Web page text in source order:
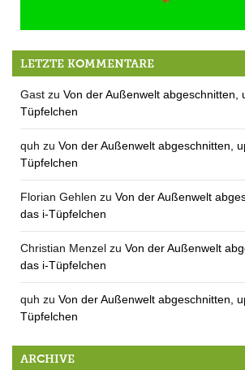
Stille Nacht
LETZTE KOMMENTARE
Gast zu Von der Außenwelt abgeschnitten,
Tüpfelchen
quh zu Von der Außenwelt abgeschnitten,
Tüpfelchen
Florian Gehlen zu Von der Außenwelt
das i-Tüpfelchen
Christian Menzel zu Von der Außenwelt
das i-Tüpfelchen
quh zu Von der Außenwelt abgeschnitten,
Tüpfelchen
ARCHIVE